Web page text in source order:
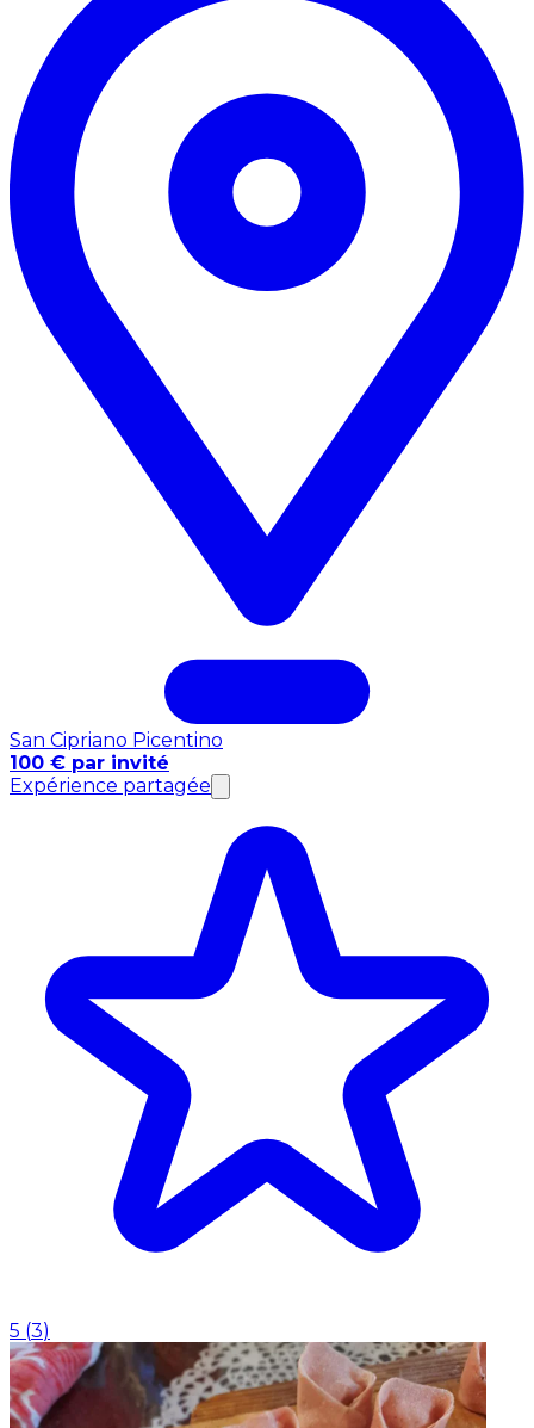
San Cipriano Picentino
100 € par invité
Expérience partagée
5 (3)